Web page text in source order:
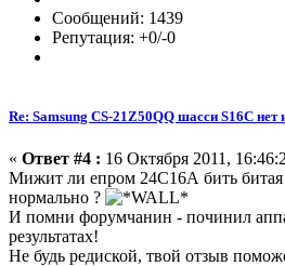
Сообщений: 1439
Репутация: +0/-0
Re: Samsung CS-21Z50QQ шасси S16C нет
« Ответ #4 : 16 Октября 2011,
Мижит ли епром 24С16А бить
нормально ?
И помни форумчанин - починил
результатах!
Не будь редиской, твой отзыв